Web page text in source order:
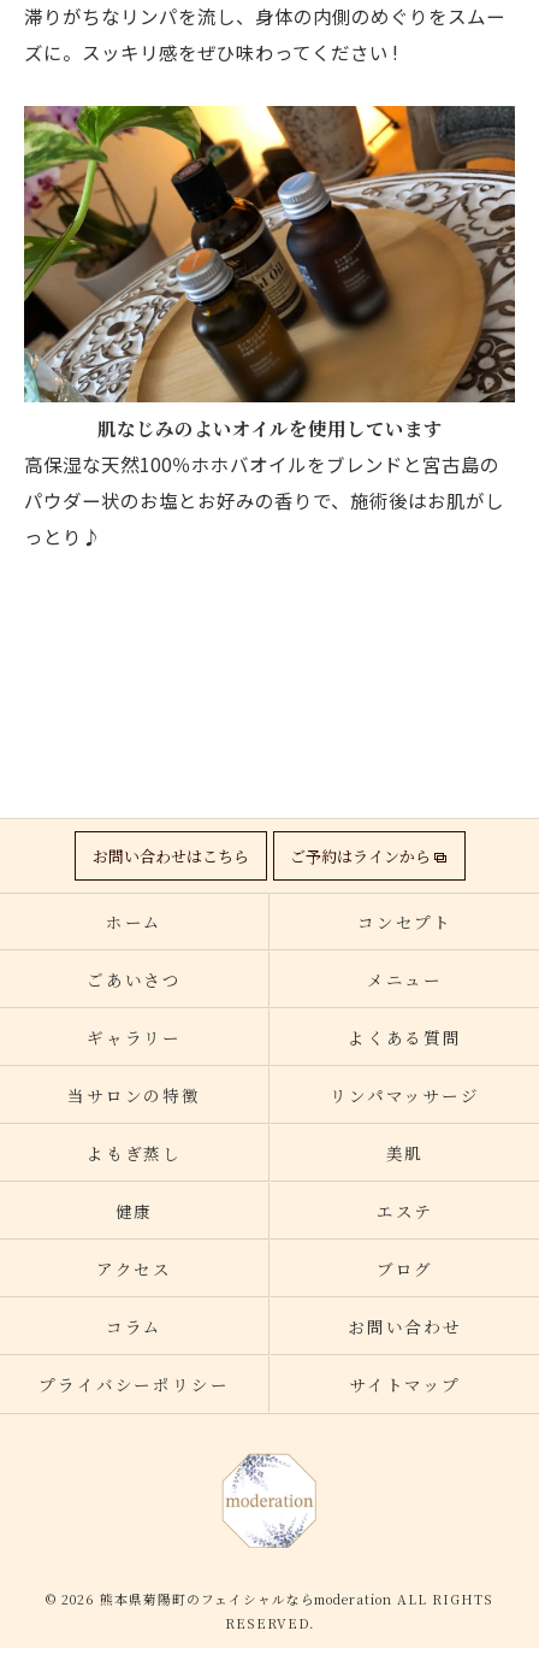
滞りがちなリンパを流し、身体の内側のめぐりをスムー
ズに。スッキリ感をぜひ味わってください !
肌なじみのよいオイルを使用しています
高保湿な天然100％ホホバオイルをブレンドと宮古島の
パウダー状のお塩とお好みの香りで、施術後はお肌がし
っとり♪
お問い合わせはこちら ご予約はラインから
ホーム コンセプト
ごあいさつ メニュー
ギャラリー よくある質問
当サロンの特徴 リンパマッサージ
よもぎ蒸し 美肌
健康 エステ
アクセス ブログ
コラム お問い合わせ
プライバシーポリシー サイトマップ
© 2026 熊本県菊陽町のフェイシャルならmoderation ALL RIGHTS
RESERVED.